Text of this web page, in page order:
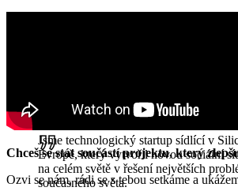
Chceš se stát součástí projektu, který
Ozvi se nám, rádi se s tebou setkáme a
Jsme technologický startup sídlící v
Evropě, který vytvořil novou sociální
na celém světě v řešení největších
současného světa.